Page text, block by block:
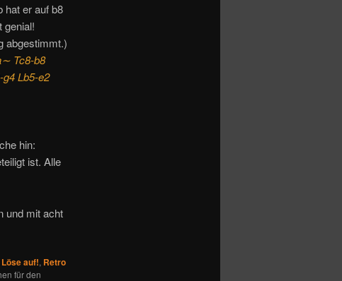
hat er auf b8
genial!
abgestimmt.)
Tc8-b8
Lb5-e2
hin:
ist. Alle
und mit acht
Löse auf!, Retro
für den